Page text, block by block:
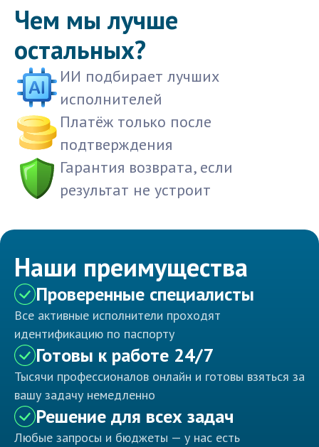
Чем мы лучше
остальных?
ИИ подбирает лучших
исполнителей
Платёж только после
подтверждения
Гарантия возврата, если
результат не устроит
Наши преимущества
Проверенные специалисты
Все активные исполнители проходят
идентификацию по паспорту
Готовы к работе 24/7
Тысячи профессионалов онлайн и готовы взяться за
вашу задачу немедленно
Решение для всех задач
Любые запросы и бюджеты — у нас есть